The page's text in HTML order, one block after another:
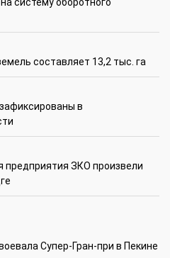
составляет 13,2 тыс. га
в
предприятия ЗКО произвели
Супер-Гран-при в Пекине